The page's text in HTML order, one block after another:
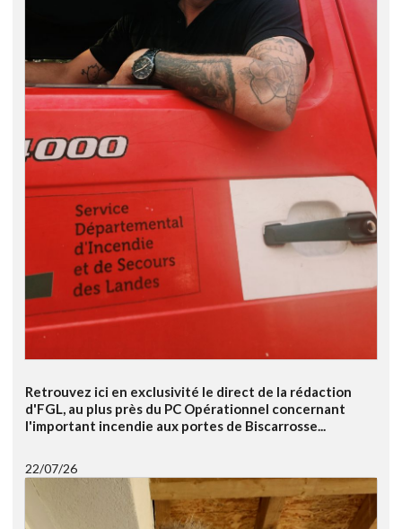
Retrouvez ici en exclusivité le direct de la rédaction
d'FGL, au plus près du PC Opérationnel concernant
l'important incendie aux portes de Biscarrosse...
22/07/26